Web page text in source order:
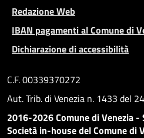
Redazione Web
IBAN pagamenti al Comune di
Dichiarazione di accessibilità
C.F. 00339370272
Aut. Trib. di Venezia n. 1433 del
2016-2026 Comune di Venezia -
Società in-house del Comune di